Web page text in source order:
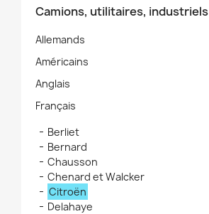
Camions, utilitaires, industriels
Allemands
Américains
Anglais
Français
Berliet
Bernard
Chausson
Chenard et Walcker
Citroën
Delahaye